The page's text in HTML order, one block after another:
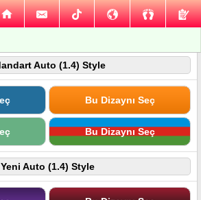
Auto (1.4) Style
Bu Dizaynı Seç
Bu Dizaynı Seç
Yeni Auto (1.4) Style